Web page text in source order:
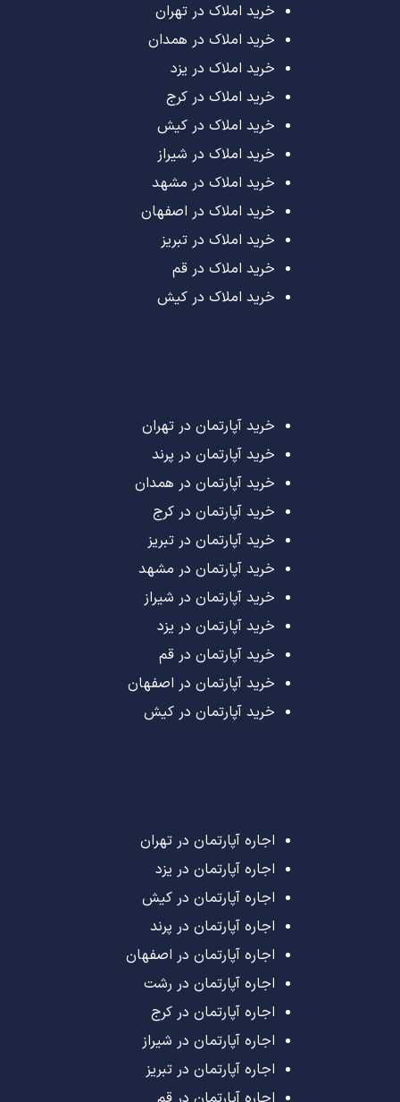
خرید املاک در تهران
خرید املاک در همدان
خرید املاک در یزد
خرید املاک در کرج
خرید املاک در کیش
خرید املاک در شیراز
خرید املاک در مشهد
خرید املاک در اصفهان
خرید املاک در تبریز
خرید املاک در قم
خرید املاک در کیش
خرید آپارتمان در تهران
خرید آپارتمان در پرند
خرید آپارتمان در همدان
خرید آپارتمان در کرج
خرید آپارتمان در تبریز
خرید آپارتمان در مشهد
خرید آپارتمان در شیراز
خرید آپارتمان در یزد
خرید آپارتمان در قم
خرید آپارتمان در اصفهان
خرید آپارتمان در کیش
اجاره آپارتمان در تهران
اجاره آپارتمان در یزد
اجاره آپارتمان در کیش
اجاره آپارتمان در پرند
اجاره آپارتمان در اصفهان
اجاره آپارتمان در رشت
اجاره آپارتمان در کرج
اجاره آپارتمان در شیراز
اجاره آپارتمان در تبریز